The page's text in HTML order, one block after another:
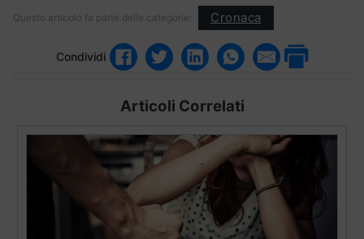
Questo articolo fa parte delle categorie: Cronaca
Condividi
Articoli Correlati